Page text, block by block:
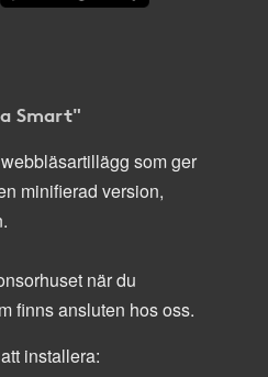
Smart"
som ger
minifierad version,
när du
finns ansluten hos oss.
installera: